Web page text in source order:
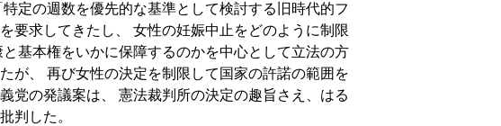
定の週数を優先的な基準として検討する旧時代的フ
要求してきたし、 女性の妊娠中止をどのように制限
基本権をいかに保障するのかを中心として立法の方
が、 再び女性の決定を制限して国家の許諾の範囲を
党の発議案は、 憲法裁判所の決定の趣旨さえ、はる
判した。